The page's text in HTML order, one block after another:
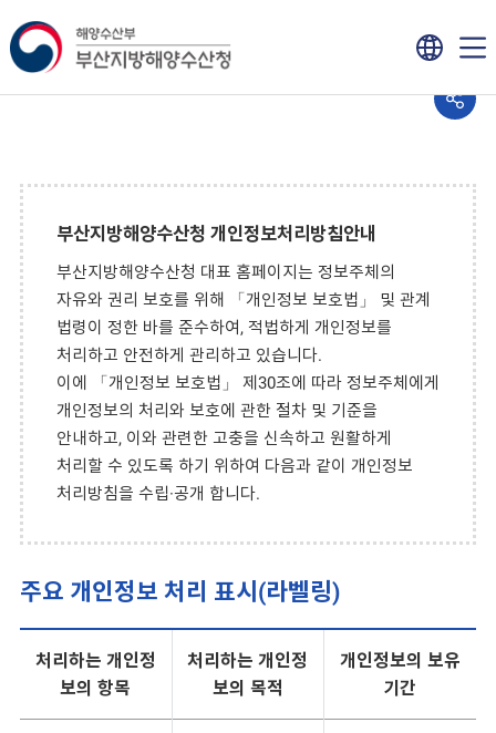
부산지방해양수산청 개인정보처리방침안내
부산지방해양수산청 대표 홈페이지는 정보주체의
자유와 권리 보호를 위해 「개인정보 보호법」 및 관계
법령이 정한 바를 준수하여, 적법하게 개인정보를
처리하고 안전하게 관리하고 있습니다.
이에 「개인정보 보호법」 제30조에 따라 정보주체에게
개인정보의 처리와 보호에 관한 절차 및 기준을
안내하고, 이와 관련한 고충을 신속하고 원활하게
처리할 수 있도록 하기 위하여 다음과 같이 개인정보
처리방침을 수립·공개 합니다.
주요 개인정보 처리 표시(라벨링)
처리하는 개인정
보의 항목
처리하는 개인정
보의 목적
개인정보의 보유
기간